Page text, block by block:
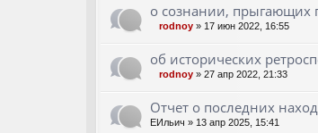
о сознании, прыгающих
rodnoy » 17 июн 2022, 16:55
об исторических
rodnoy » 27 апр 2022, 21:33
Отчет о последних
ЕИльич » 13 апр 2025, 15:41